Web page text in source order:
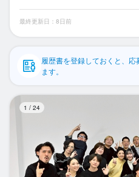
プライバシーポリシー
企業情報
最終更新日：8日前
履歴書を登録しておくと、応
ます。
1 / 24